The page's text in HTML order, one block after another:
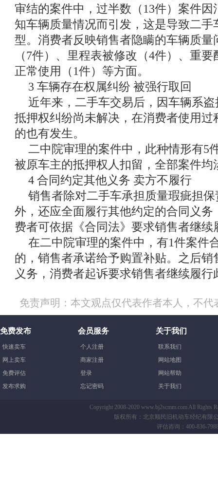
审结的案件中，过半数（13件）案件
知车辆质量情况而引发，这是导致二
型。消费者反映销售者隐瞒的车辆质
（7件）、里程表被修改（4件）、重
正常使用（1件）等方面。
3 车辆存在权属纠纷 被强行取回
近年来，二手车交易后，因车辆系
抵押权纠纷尚未解决，在消费者使用
的也有发生。
二中院审理的案件中，此种情形有5
被原车主的抵押权人扣留，全部案件均
4 合同约定其他义务 卖方不履行
销售者除对二手车承担质量瑕疵担
外，还应全面履行其他约定的合同义
费者可依据《合同法》要求销售者继续
在二中院审理的案件中，有1件案件
的，销售者承诺给予购置补贴。之后
义务，消费者起诉要求销售者继续履行
免责声明：本文观点仅代表作者本人，不代
免费发布
快速卖车
网上卖车
免费评估
发布求购
会员服务
个人注册
商家注册
登录
忘记密码
关于我们
联系我们
网站地图
网站帮助
关于我们
Copyright 2008-2020 www.bj2scmm.com All Rights
版权所有：北京顺民旧机动车经纪有限
评估咨询：400-836-